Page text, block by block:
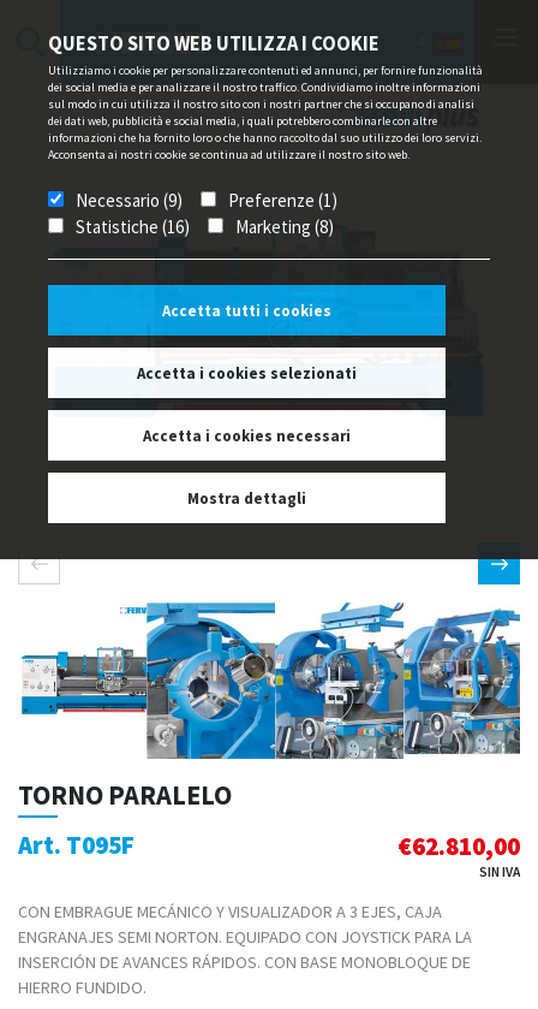
QUESTO SITO WEB UTILIZZA I COOKIE
Utilizziamo i cookie per personalizzare contenuti ed annunci, per fornire funzionalità
dei social media e per analizzare il nostro traffico. Condividiamo inoltre informazioni
sul modo in cui utilizza il nostro sito con i nostri partner che si occupano di analisi
dei dati web, pubblicità e social media, i quali potrebbero combinarle con altre
informazioni che ha fornito loro o che hanno raccolto dal suo utilizzo dei loro servizi.
Acconsenta ai nostri cookie se continua ad utilizzare il nostro sito web.
Necessario (9)
Preferenze (1)
Statistiche (16)
Marketing (8)
Accetta tutti i cookies
Accetta i cookies selezionati
Accetta i cookies necessari
Mostra dettagli
TORNO PARALELO
Art. T095F €62.810,00
SIN IVA
CON EMBRAGUE MECÁNICO Y VISUALIZADOR A 3 EJES, CAJA
ENGRANAJES SEMI NORTON. EQUIPADO CON JOYSTICK PARA LA
INSERCIÓN DE AVANCES RÁPIDOS. CON BASE MONOBLOQUE DE
HIERRO FUNDIDO.